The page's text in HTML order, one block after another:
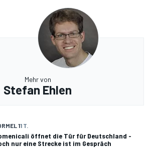
Mehr von
Stefan Ehlen
11 T.
öffnet die Tür für Deutschland -
nur eine Strecke ist im Gespräch